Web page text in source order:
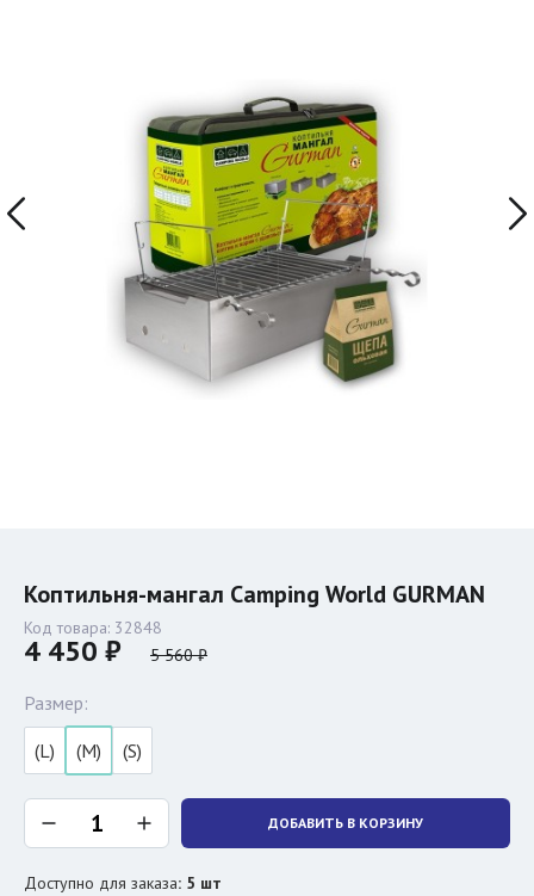
Коптильня-мангал Camping World GURMAN
Код товара: 32848
4 450 ₽ 5 560 ₽
Размер:
(L)
(M) (S)
ДОБАВИТЬ В КОРЗИНУ
Доступно для заказа: 5 шт